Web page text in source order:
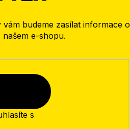
vám budeme zasílat informace o
e-shopu.
s